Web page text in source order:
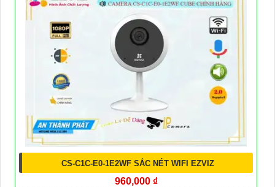
CS-C1C-E0-1E2WF SẮC NÉT WIFI EZVIZ
960,000 ₫